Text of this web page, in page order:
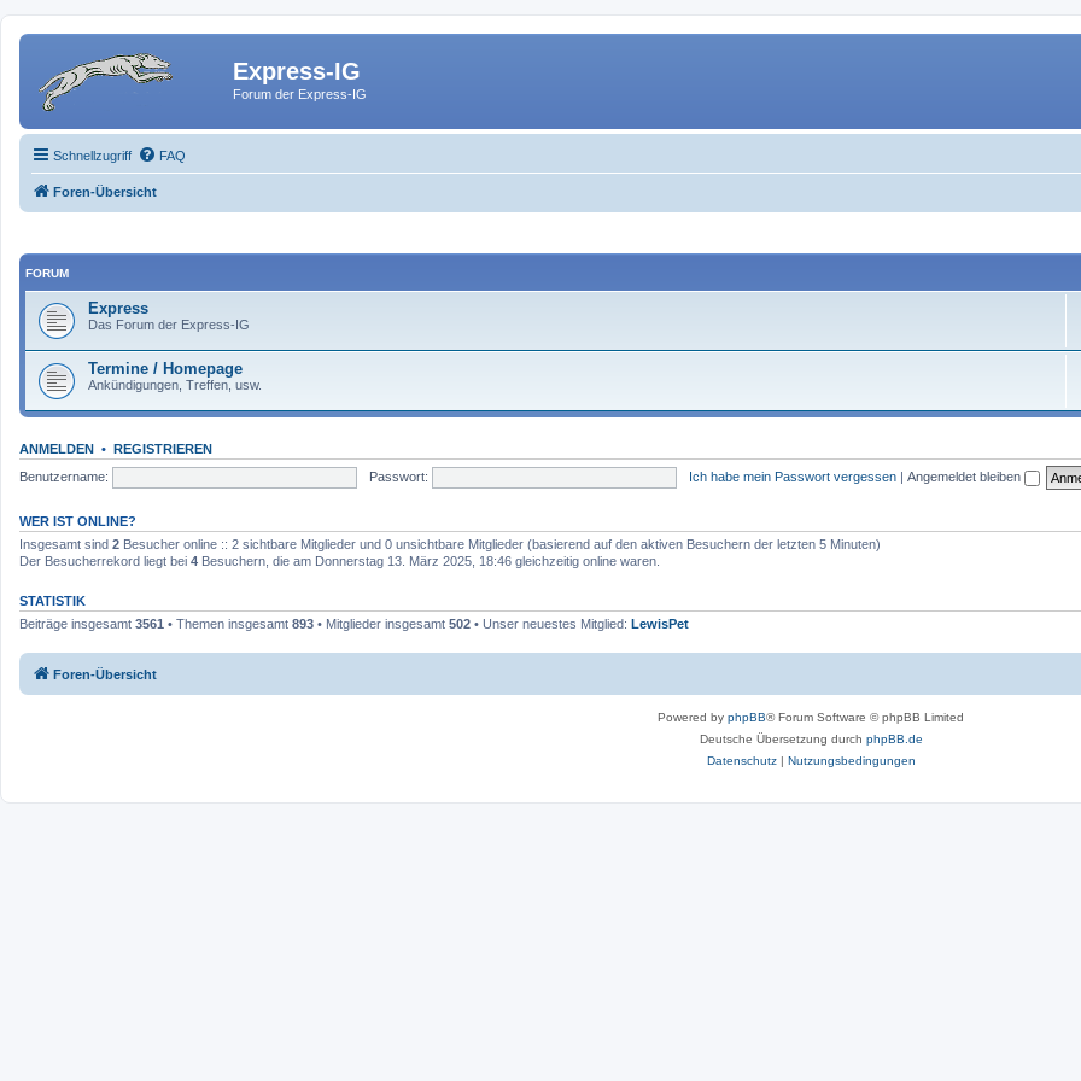
Express-IG
Forum der Express-IG
Schnellzugriff FAQ
Foren-Übersicht
FORUM
Express
Das Forum der Express-IG
Termine / Homepage
Ankündigungen, Treffen, usw.
ANMELDEN • REGISTRIEREN
Benutzername:
Passwort: Ich habe mein Passwort vergessen | Angemeldet bleiben
WER IST ONLINE?
Insgesamt sind 2 Besucher online :: 2 sichtbare Mitglieder und 0 unsichtbare Mitglieder (basierend auf den aktiven Besuchern der letzten 5 Minuten)
Der Besucherrekord liegt bei 4 Besuchern, die am Donnerstag 13. März 2025, 18:46 gleichzeitig online waren.
STATISTIK
Beiträge insgesamt 3561 • Themen insgesamt 893 • Mitglieder insgesamt 502 • Unser neuestes Mitglied: LewisPet
Foren-Übersicht
Powered by phpBB® Forum Software © phpBB Limited
Deutsche Übersetzung durch phpBB.de
Datenschutz| Nutzungsbedingungen